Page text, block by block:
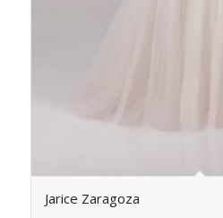
Jarice Zaragoza